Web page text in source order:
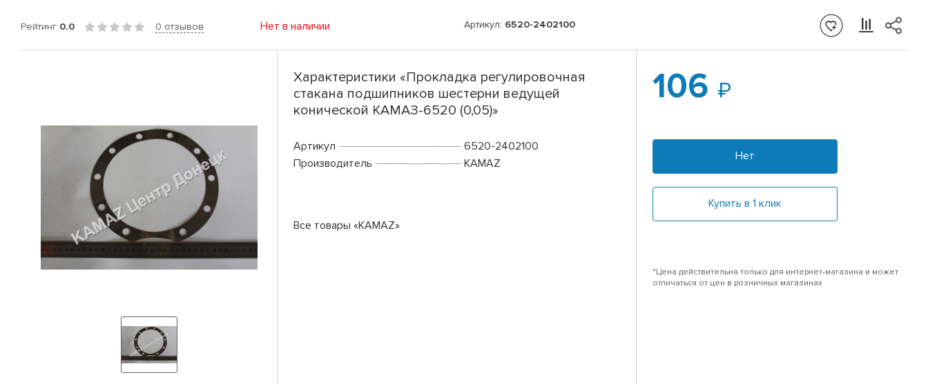
Рейтинг 0.0 0 отзывов Нет в наличии Артикул: 6520-2402100
Характеристики «Прокладка регулировочная
стакана подшипников шестерни ведущей
конической КАМАЗ-6520 (0,05)»
Артикул
6520-2402100
Производитель
KAMAZ
Все товары «KAMAZ»
106
Нет
Купить в 1 клик
*Цена действительна только для интернет-магазина и может
отличаться от цен в розничных магазинах